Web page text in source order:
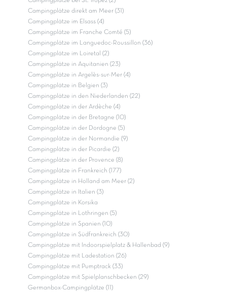
Campingplätze direkt am Meer (31)
Campingplätze im Elsass (4)
Campingplätze im Franche Comté (5)
Campingplätze im Languedoc-Roussillon (36)
Campingplätze im Loiretal (2)
Campingplätze in Aquitanien (23)
Campingplätze in Argelès-sur-Mer (4)
Campingplätze in Belgien (3)
Campingplätze in den Niederlanden (22)
Campingplätze in der Ardèche (4)
Campingplätze in der Bretagne (10)
Campingplätze in der Dordogne (5)
Campingplätze in der Normandie (9)
Campingplätze in der Picardie (2)
Campingplätze in der Provence (8)
Campingplätze in Frankreich (177)
Campingplätze in Holland am Meer (2)
Campingplätze in Italien (3)
Campingplätze in Korsika
Campingplätze in Lothringen (5)
Campingplätze in Spanien (10)
Campingplätze in Südfrankreich (30)
Campingplätze mit Indoorspielplatz & Hallenbad (9)
Campingplätze mit Ladestation (26)
Campingplätze mit Pumptrack (33)
Campingplätze mit Spielplanschbecken (29)
Germanbox-Campingplätze (11)